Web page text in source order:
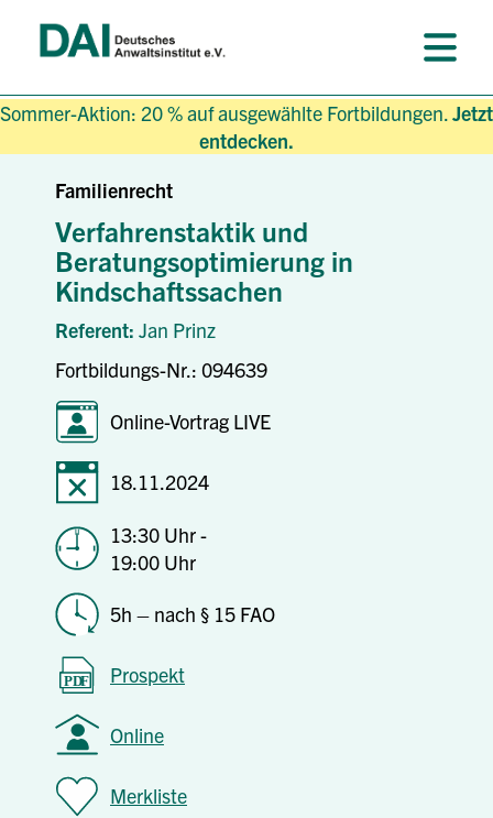
Sommer-Aktion: 20 % auf ausgewählte Fortbildungen.Jetzt
entdecken.
Familienrecht
Verfahrenstaktik und
Beratungsoptimierung in
Kindschaftssachen
Referent: Jan Prinz
Fortbildungs-Nr.: 094639
Online-Vortrag LIVE
18.11.2024
13:30 Uhr -
19:00 Uhr
5h – nach § 15 FAO
Prospekt
Online
Merkliste